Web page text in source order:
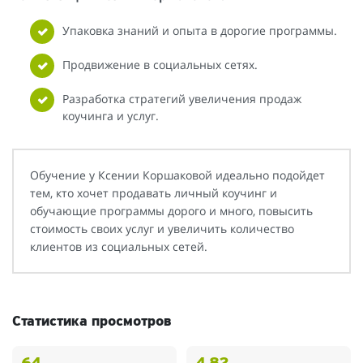
Упаковка знаний и опыта в дорогие программы.
Продвижение в социальных сетях.
Разработка стратегий увеличения продаж
коучинга и услуг.
Обучение у Ксении Коршаковой идеально подойдет
тем, кто хочет продавать личный коучинг и
обучающие программы дорого и много, повысить
стоимость своих услуг и увеличить количество
клиентов из социальных сетей.
Статистика просмотров